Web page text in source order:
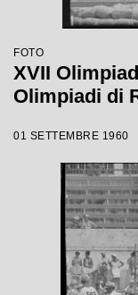
FOTO
XVII
Olimpiadi di
01 SETTEMBRE 1960